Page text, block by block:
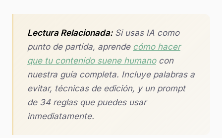
Lectura Relacionada:Si usas IA como
punto de partida, aprende cómo hacer
que tu contenido suene humanocon
nuestra guía completa. Incluye palabras a
evitar, técnicas de edición, y un prompt
de 34 reglas que puedes usar
inmediatamente.